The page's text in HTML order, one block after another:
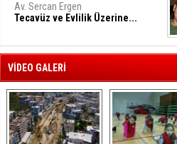
Av. Sercan Ergen
Tecavüz ve Evlilik Üzerine...
VİDEO GALERİ